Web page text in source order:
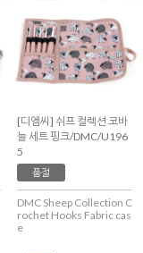
[디엠씨] 쉬프 컬렉션 코바
늘 세트 핑크/DMC/U196
5
품절
DMC Sheep Collection C
rochet Hooks Fabric cas
e